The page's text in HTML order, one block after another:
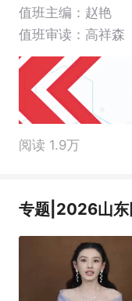
值班主编： 赵艳
值班审读：高祥森
阅读 1.9万
专题|2026山东